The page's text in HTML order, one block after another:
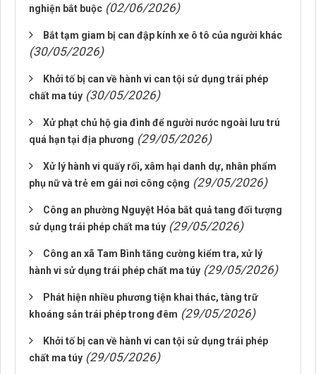
nghiện bắt buộc (02/06/2026)
Bắt tạm giam bị can đập kính xe ô tô của người khác
(30/05/2026)
Khởi tố bị can về hành vi can tội sử dụng trái phép
chất ma túy (30/05/2026)
Xử phạt chủ hộ gia đình để người nước ngoài lưu trú
quá hạn tại địa phương (29/05/2026)
Xử lý hành vi quấy rối, xâm hại danh dự, nhân phẩm
phụ nữ và trẻ em gái nơi công cộng (29/05/2026)
Công an phường Nguyệt Hóa bắt quả tang đối tượng
sử dụng trái phép chất ma túy (29/05/2026)
Công an xã Tam Bình tăng cường kiểm tra, xử lý
hành vi sử dụng trái phép chất ma túy (29/05/2026)
Phát hiện nhiều phương tiện khai thác, tàng trữ
khoáng sản trái phép trong đêm (29/05/2026)
Khởi tố bị can về hành vi can tội sử dụng trái phép
chất ma túy (29/05/2026)